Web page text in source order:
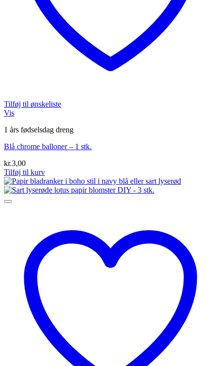
Tilføj til ønskeliste
Vis
1 års fødselsdag dreng
Blå chrome balloner – 1 stk.
kr.3,00
Tilføj til kurv